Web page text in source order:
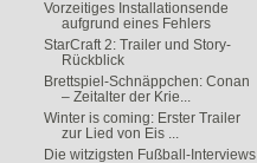
Vorzeitiges Installationsende
aufgrund eines Fehlers
StarCraft 2: Trailer und Story-
Rückblick
Brettspiel-Schnäppchen: Conan
– Zeitalter der Krie...
Winter is coming: Erster Trailer
zur Lied von Eis ...
Die witzigsten Fußball-Interviews